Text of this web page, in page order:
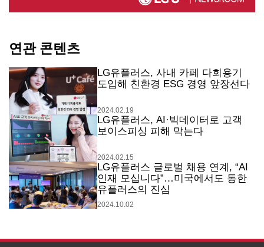
연관 콘텐츠
LG유플러스, 사내 카페 다회용기
도입해 친환경 ESG 경영 앞장선다
2024.02.19
LG유플러스, AI·빅데이터로 고객
보이스피싱 피해 막는다
2024.02.15
LG유플러스 글로벌 채용 연계, “AI
인재 모십니다”…미국에서도 통한
유플러스의 진심
2024.10.02